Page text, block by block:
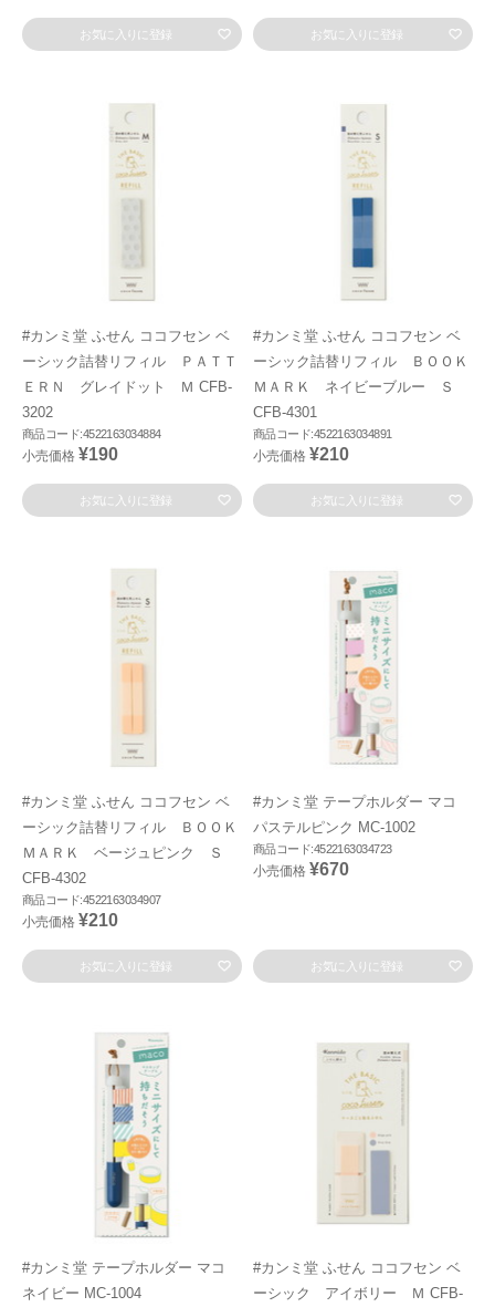
お気に入りに登録 お気に入りに登録
#カンミ堂 ふせん ココフセン ベ
ーシック詰替リフィル ＰＡＴＴ
ＥＲＮ グレイドット Ｍ CFB-
3202
商品コード:4522163034884
小売価格 ¥190
お気に入りに登録
#カンミ堂 ふせん ココフセン ベ
ーシック詰替リフィル ＢＯＯＫ
ＭＡＲＫ ネイビーブルー Ｓ
CFB-4301
商品コード:4522163034891
小売価格 ¥210
お気に入りに登録
#カンミ堂 ふせん ココフセン ベ
ーシック詰替リフィル ＢＯＯＫ
ＭＡＲＫ ベージュピンク Ｓ
CFB-4302
商品コード:4522163034907
小売価格 ¥210
お気に入りに登録
#カンミ堂 テープホルダー マコ
パステルピンク MC-1002
商品コード:4522163034723
小売価格 ¥670
お気に入りに登録
#カンミ堂 テープホルダー マコ
ネイビー MC-1004
#カンミ堂 ふせん ココフセン ベ
ーシック アイボリー Ｍ CFB-